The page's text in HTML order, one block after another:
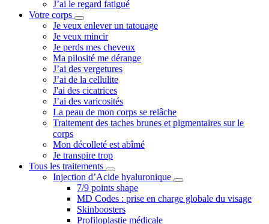
J’ai le regard fatigué
Votre corps
Je veux enlever un tatouage
Je veux mincir
Je perds mes cheveux
Ma pilosité me dérange
J’ai des vergetures
J’ai de la cellulite
J'ai des cicatrices
J’ai des varicosités
La peau de mon corps se relâche
Traitement des taches brunes et pigmentaires sur le
corps
Mon décolleté est abîmé
Je transpire trop
Tous les traitements
Injection d’Acide hyaluronique
7/9 points shape
MD Codes : prise en charge globale du visage
Skinboosters
Profiloplastie médicale